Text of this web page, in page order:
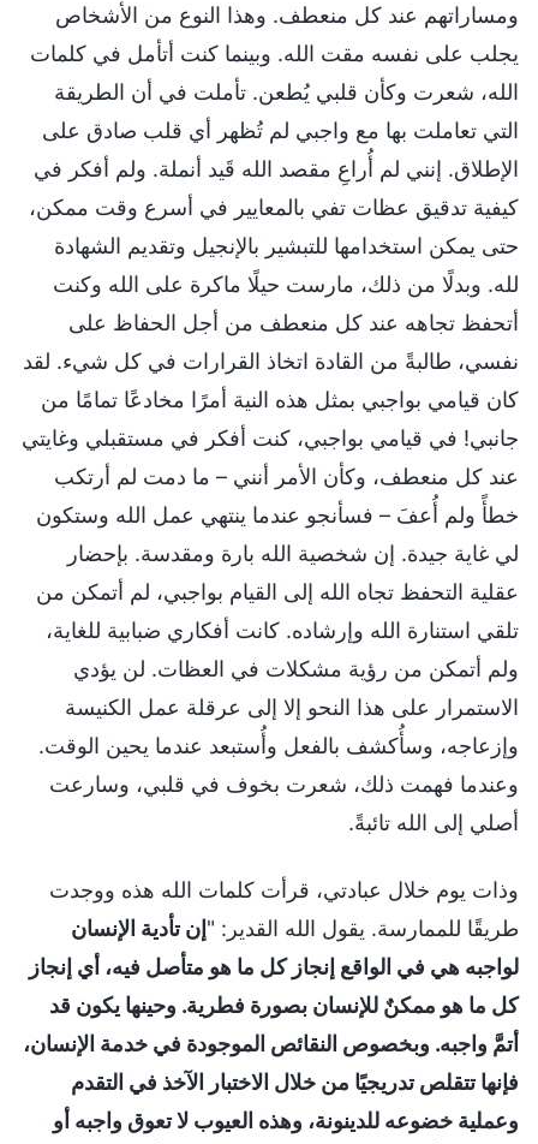
ومساراتهم عند كل منعطف. وهذا النوع من الأشخاص
يجلب على نفسه مقت الله. وبينما كنت أتأمل في كلمات
الله، شعرت وكأن قلبي يُطعن. تأملت في أن الطريقة
التي تعاملت بها مع واجبي لم تُظهر أي قلب صادق على
الإطلاق. إنني لم أُراعِ مقصد الله قَيد أنملة. ولم أفكر في
كيفية تدقيق عظات تفي بالمعايير في أسرع وقت ممكن،
حتى يمكن استخدامها للتبشير بالإنجيل وتقديم الشهادة
لله. وبدلًا من ذلك، مارست حيلًا ماكرة على الله وكنت
أتحفظ تجاهه عند كل منعطف من أجل الحفاظ على
نفسي، طالبةً من القادة اتخاذ القرارات في كل شيء. لقد
كان قيامي بواجبي بمثل هذه النية أمرًا مخادعًا تمامًا من
جانبي! في قيامي بواجبي، كنت أفكر في مستقبلي وغايتي
عند كل منعطف، وكأن الأمر أنني – ما دمت لم أرتكب
خطأً ولم أُعفَ – فسأنجو عندما ينتهي عمل الله وستكون
لي غاية جيدة. إن شخصية الله بارة ومقدسة. بإحضار
عقلية التحفظ تجاه الله إلى القيام بواجبي، لم أتمكن من
تلقي استنارة الله وإرشاده. كانت أفكاري ضبابية للغاية،
ولم أتمكن من رؤية مشكلات في العظات. لن يؤدي
الاستمرار على هذا النحو إلا إلى عرقلة عمل الكنيسة
وإزعاجه، وسأُكشف بالفعل وأُستبعد عندما يحين الوقت.
وعندما فهمت ذلك، شعرت بخوف في قلبي، وسارعت
أصلي إلى الله تائبةً.
وذات يوم خلال عبادتي، قرأت كلمات الله هذه ووجدت
طريقًا للممارسة. يقول الله القدير: "إن تأدية الإنسان
لواجبه هي في الواقع إنجاز كل ما هو متأصل فيه، أي إنجاز
كل ما هو ممكنٌ للإنسان بصورة فطرية. وحينها يكون قد
أتمَّ واجبه. وبخصوص النقائص الموجودة في خدمة الإنسان،
فإنها تتقلص تدريجيًا من خلال الاختبار الآخذ في التقدم
وعملية خضوعه للدينونة، وهذه العيوب لا تعوق واجبه أو